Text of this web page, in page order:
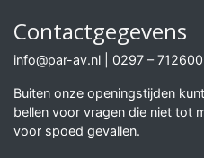
Contactgegevens
info@par-av.nl 0297 – 712600
Buiten onze openingstijden
bellen voor vragen die niet tot
voor spoed gevallen.